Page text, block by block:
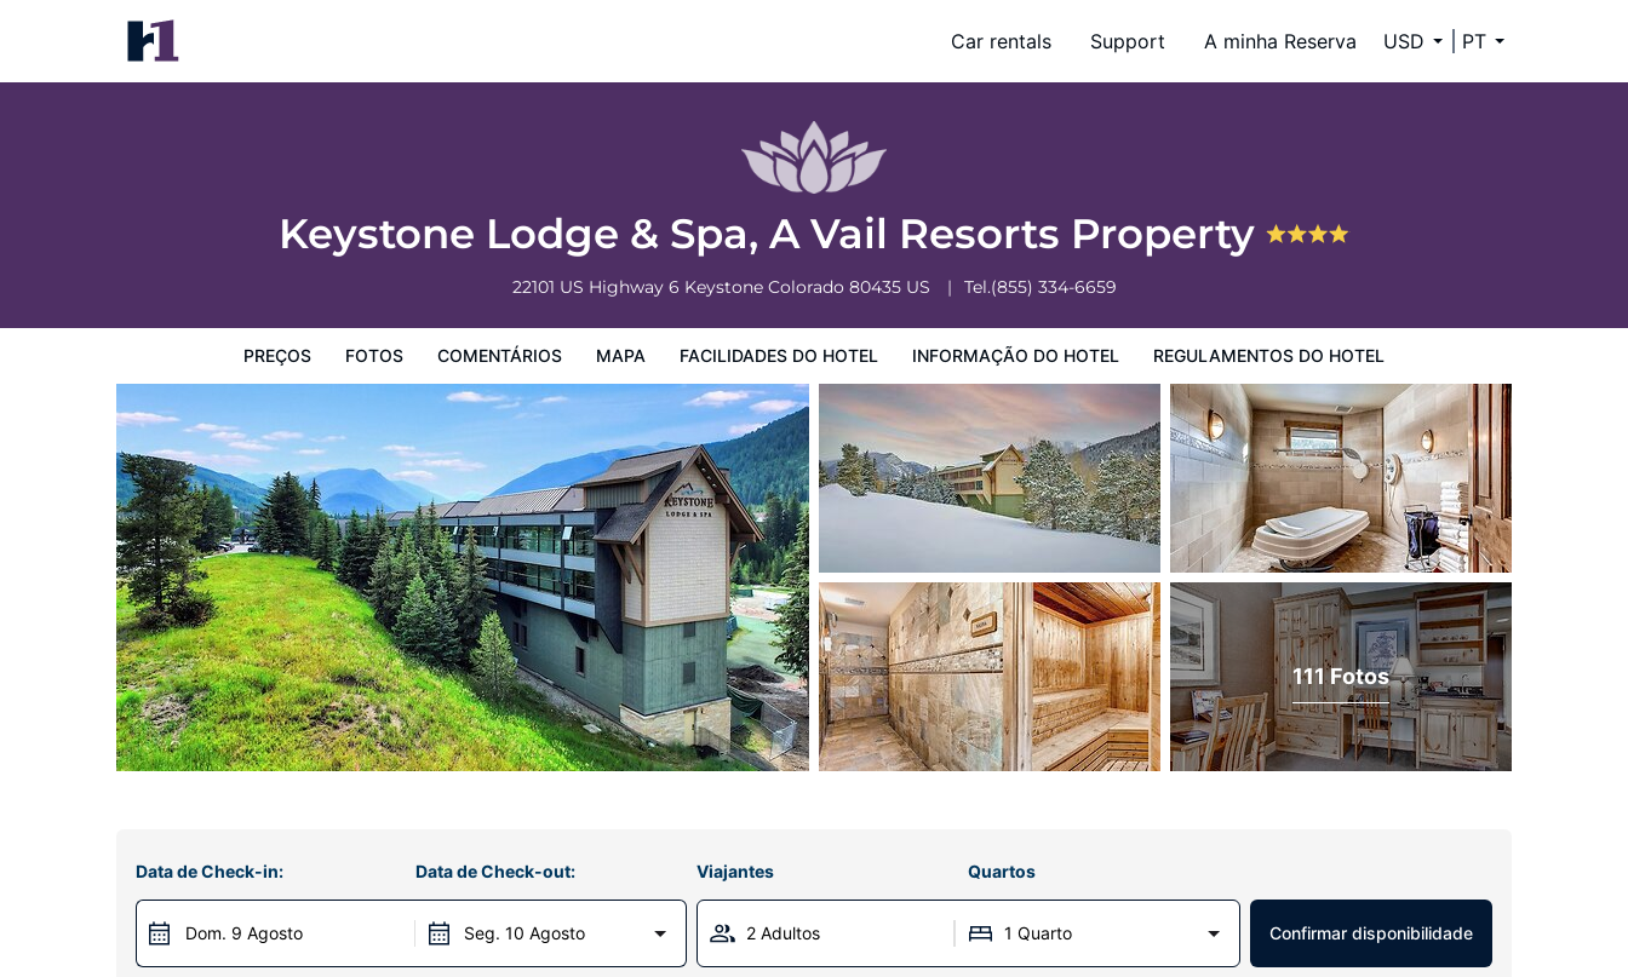
Car rentals Support A minha Reserva USD PT
Keystone Lodge & Spa, A Vail Resorts Property
22101 US Highway 6 Keystone Colorado 80435 US Tel.(855) 334-6659
PREÇOS FOTOS COMENTÁRIOS MAPA FACILIDADES DO HOTEL INFORMAÇÃO DO HOTEL REGULAMENTOS DO HOTEL
Keystone Lodge & Spa, A Vail Resorts Property
Preços Regulamentos do Hotel
111 Fotos
Data de Check-in:
Dom. 9 Agosto
Data de Check-out:
Seg. 10 Agosto
Viajantes Quartos
2 Adultos 1 Quarto Confirmar disponibilidade